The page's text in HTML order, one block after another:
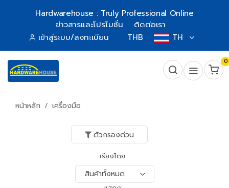
Hardwarehouse : Truly Professional Online
ข่าวสารและโปรโมชั่น
ติดต่อเรา
เข้าสู่ระบบ/ลงทะเบียน
THB TH
0
หน้าหลัก เครื่องมือ
ตัวกรองด่วน
เรียงโดย: